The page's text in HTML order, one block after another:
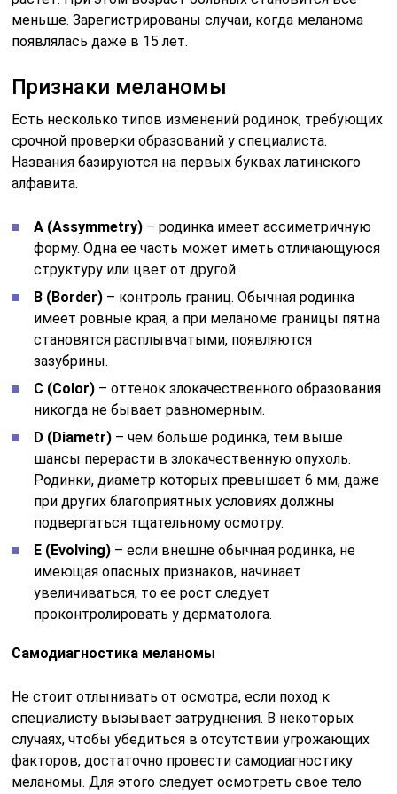
меньше. Зарегистрированы случаи, когда меланома
появлялась даже в 15 лет.
Признаки меланомы
Есть несколько типов изменений родинок, требующих
срочной проверки образований у специалиста.
Названия базируются на первых буквах латинского
алфавита.
А (Assymmetry) – родинка имеет ассиметричную
форму. Одна ее часть может иметь отличающуюся
структуру или цвет от другой.
В (Border) – контроль границ. Обычная родинка
имеет ровные края, а при меланоме границы пятна
становятся расплывчатыми, появляются
зазубрины.
С (Color) – оттенок злокачественного образования
никогда не бывает равномерным.
D (Diametr) – чем больше родинка, тем выше
шансы перерасти в злокачественную опухоль.
Родинки, диаметр которых превышает 6 мм, даже
при других благоприятных условиях должны
подвергаться тщательному осмотру.
E (Evolving) – если внешне обычная родинка, не
имеющая опасных признаков, начинает
увеличиваться, то ее рост следует
проконтролировать у дерматолога.
Самодиагностика меланомы
Не стоит отлынивать от осмотра, если поход к
специалисту вызывает затруднения. В некоторых
случаях, чтобы убедиться в отсутствии угрожающих
факторов, достаточно провести самодиагностику
меланомы. Для этого следует осмотреть свое тело